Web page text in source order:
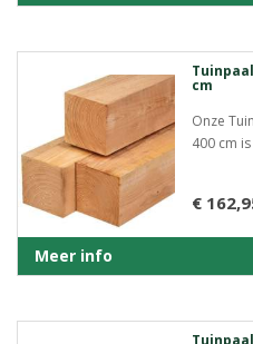
cm
Onze
400 cm
€
Meer info